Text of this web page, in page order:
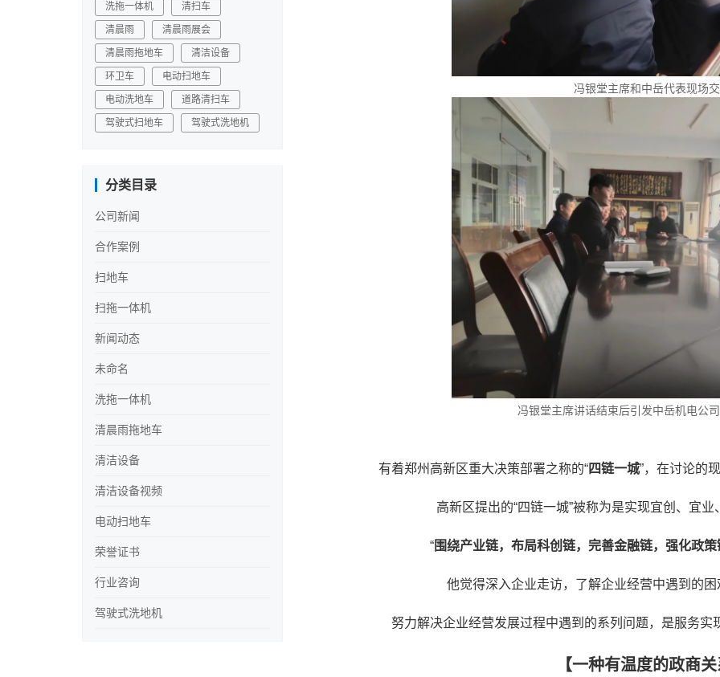
冯银堂主席和中岳代表现场
冯银堂主席讲话结束后引发中岳机电公
有着郑州高新区重大决策部署之称的“四链一城”，在讨论的
高新区提出的“四链一城”被称为是实现宜创、宜
“围绕产业链，布局科创链，完善金融链，强化政策
他觉得深入企业走访，了解企业经营中遇到的
努力解决企业经营发展过程中遇到的系列问题，是服务实
【一种有温度的政商
洗拖一体机 清扫车
清晨雨 清晨雨展会
清晨雨拖地车 清洁设备
环卫车 电动扫地车
电动洗地车 道路清扫车
驾驶式扫地车 驾驶式洗地机
分类目录
公司新闻
合作案例
扫地车
扫拖一体机
新闻动态
未命名
洗拖一体机
清晨雨拖地车
清洁设备
清洁设备视频
电动扫地车
荣誉证书
行业咨询
驾驶式洗地机